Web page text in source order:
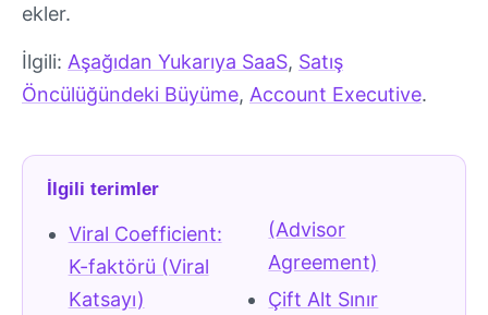
ekler.
İlgili: Aşağıdan Yukarıya SaaS, Satış
Öncülüğündeki Büyüme, Account Executive.
İlgili terimler
Viral Coefficient:
K-faktörü (Viral
Katsayı)
(Advisor
Agreement)
Çift Alt Sınır